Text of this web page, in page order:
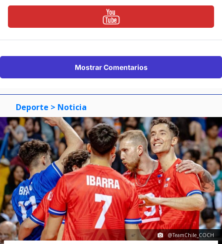
Mostrar Comentarios
Deporte > Noticia
@TeamChile_COCH